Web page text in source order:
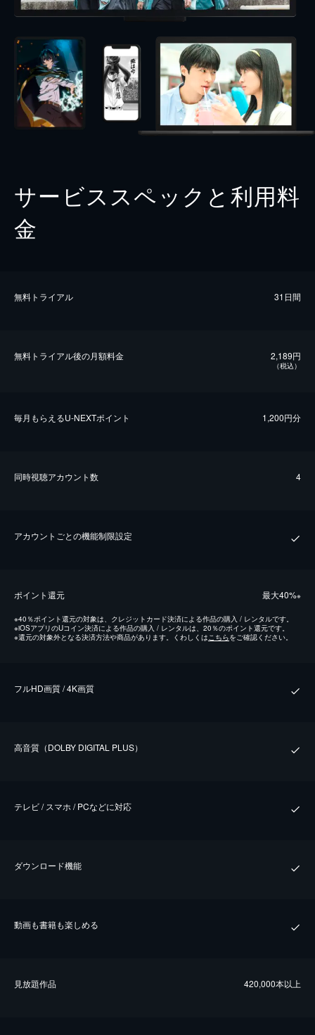
サービススペックと利用料
金
無料トライアル 31日間
無料トライアル後の⽉額料金 2,189円
（税込）
毎⽉もらえるU-NEXTポイント 1,200円分
同時視聴アカウント数 4
アカウントごとの機能制限設定
ポイント還元 最⼤40%※
※40％ポイント還元の対象は、クレジットカード決済による作品の購入 / レンタルです。
※iOSアプリのUコイン決済による作品の購入 / レンタルは、20％のポイント還元です。
※還元の対象外となる決済方法や商品があります。くわしくはこちらをご確認ください。
フルHD画質 / 4K画質
⾼⾳質（DOLBY DIGITAL PLUS）
テレビ / スマホ / PCなどに対応
ダウンロード機能
動画も書籍も楽しめる
⾒放題作品 420,000本以上